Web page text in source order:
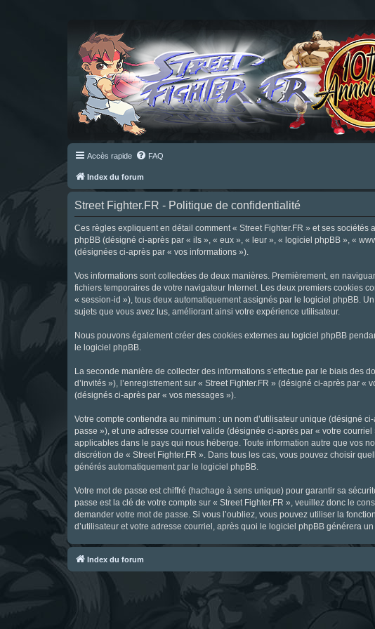
Accès rapide FAQ
Index du forum
Street Fighter.FR - Politique de confidentialité
Ces règles expliquent en détail comment « Street Fighter.FR » et ses
phpBB (désigné ci-après par « ils », « eux », « leur », « logiciel phpBB », «
(désignées ci-après par « vos informations »).
Vos informations sont collectées de deux manières. Premièrement, en
fichiers temporaires de votre navigateur Internet. Les deux premiers cookies
« session-id »), tous deux automatiquement assignés par le logiciel phpBB.
sujets que vous avez lus, améliorant ainsi votre expérience utilisateur.
Nous pouvons également créer des cookies externes au logiciel phpBB
le logiciel phpBB.
La seconde manière de collecter des informations s’effectue par le biais des
d’invités »), l’enregistrement sur « Street Fighter.FR » (désigné ci-après par
(désignés ci-après par « vos messages »).
Votre compte contiendra au minimum : un nom d’utilisateur unique (désigné
passe »), et une adresse courriel valide (désignée ci-après par « votre
applicables dans le pays qui nous héberge. Toute information autre que vos
discrétion de « Street Fighter.FR ». Dans tous les cas, vous pouvez choisir
générés automatiquement par le logiciel phpBB.
Votre mot de passe est chiffré (hachage à sens unique) pour garantir sa
passe est la clé de votre compte sur « Street Fighter.FR », veuillez donc le
demander votre mot de passe. Si vous l’oubliez, vous pouvez utiliser la
d’utilisateur et votre adresse courriel, après quoi le logiciel phpBB générera
Index du forum